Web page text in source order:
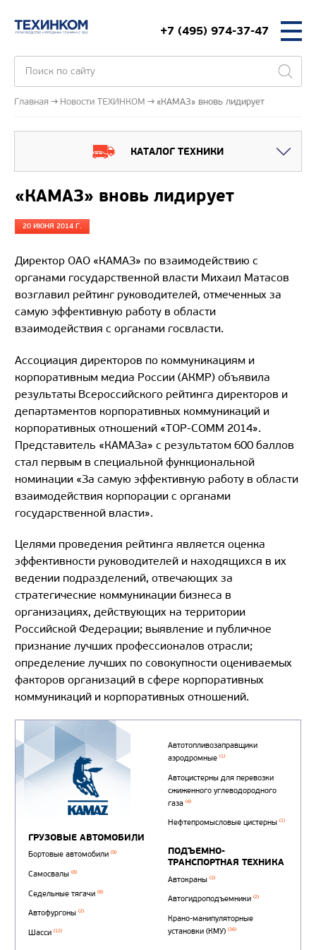
+7 (495) 974-37-47
Главная Новости ТЕХИНКОМ «КАМАЗ» вновь лидирует
КАТАЛОГ ТЕХНИКИ
«КАМАЗ» вновь лидирует
20 ИЮНЯ 2014 Г.
Директор ОАО «КАМАЗ» по взаимодействию с
органами государственной власти Михаил Матасов
возглавил рейтинг руководителей, отмеченных за
самую эффективную работу в области
взаимодействия с органами госвласти.
Ассоциация директоров по коммуникациям и
корпоративным медиа России (АКМР) объявила
результаты Всероссийского рейтинга директоров и
департаментов корпоративных коммуникаций и
корпоративных отношений «TOP-COMM 2014».
Представитель «КАМАЗа» с результатом 600 баллов
стал первым в специальной функциональной
номинации «За самую эффективную работу в области
взаимодействия корпорации с органами
государственной власти».
Целями проведения рейтинга является оценка
эффективности руководителей и находящихся в их
ведении подразделений, отвечающих за
стратегические коммуникации бизнеса в
организациях, действующих на территории
Российской Федерации; выявление и публичное
признание лучших профессионалов отрасли;
определение лучших по совокупности оцениваемых
факторов организаций в сфере корпоративных
коммуникаций и корпоративных отношений.